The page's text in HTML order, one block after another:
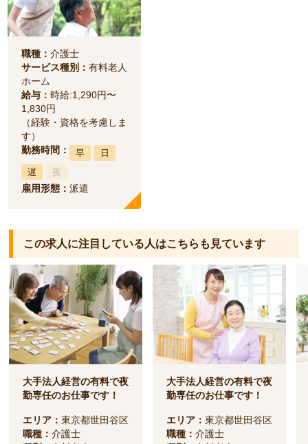
職種： 介護士
サービス種別： 有料老人
ホーム
給与： 時給:1,290円〜
1,830円
（経験・資格を考慮しま
す）
勤務時間：
早
日
遅
夜
雇用形態： 派遣
この求人に注目している人はこちらも見ています
大手法人経営の有料で夜
勤専任のお仕事です！
エリア：東京都世田谷区
職種：介護士
大手法人経営の有料で夜
勤専任のお仕事です！
エリア：東京都世田谷区
職種：介護士